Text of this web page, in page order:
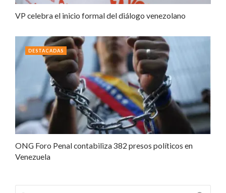
VP celebra el inicio formal del diálogo venezolano
ONG Foro Penal contabiliza 382 presos políticos en
Venezuela
DESTACADAS